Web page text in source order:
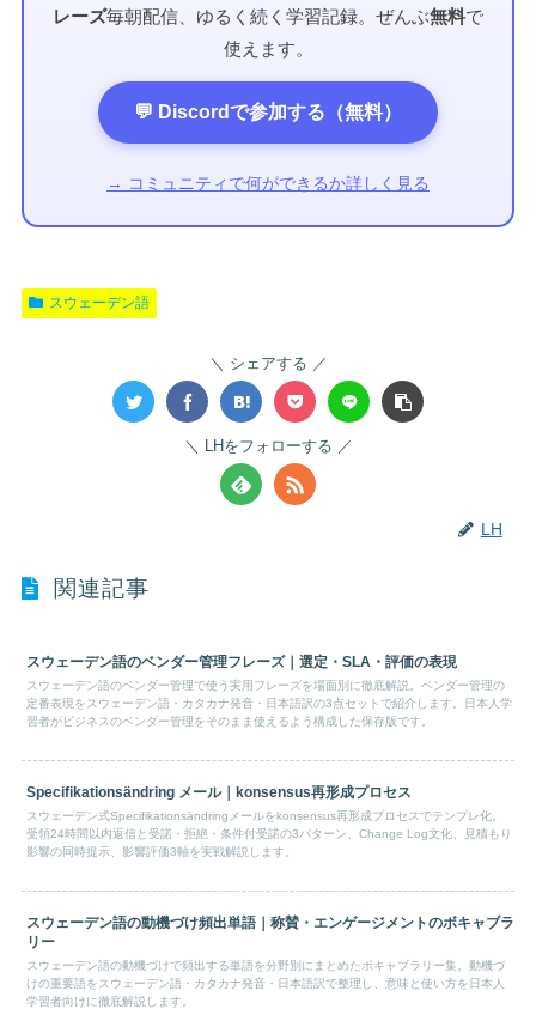
レーズ毎朝配信、ゆるく続く学習記録。ぜんぶ無料で
使えます。
💬 Discordで参加する（無料）
→ コミュニティで何ができるか詳しく見る
スウェーデン語
シェアする
LHをフォローする
LH
関連記事
スウェーデン語のベンダー管理フレーズ｜選定・SLA・評価の表現
スウェーデン語のベンダー管理で使う実用フレーズを場面別に徹底解説。ベンダー管理の
定番表現をスウェーデン語・カタカナ発音・日本語訳の3点セットで紹介します。日本人学
習者がビジネスのベンダー管理をそのまま使えるよう構成した保存版です。
Specifikationsändring メール｜konsensus再形成プロセス
スウェーデン式Specifikationsändringメールをkonsensus再形成プロセスでテンプレ化。
受領24時間以内返信と受諾・拒絶・条件付受諾の3パターン、Change Log文化、見積もり
影響の同時提示、影響評価3軸を実戦解説します。
スウェーデン語の動機づけ頻出単語｜称賛・エンゲージメントのボキャブラ
リー
スウェーデン語の動機づけで頻出する単語を分野別にまとめたボキャブラリー集。動機づ
けの重要語をスウェーデン語・カタカナ発音・日本語訳で整理し、意味と使い方を日本人
学習者向けに徹底解説します。